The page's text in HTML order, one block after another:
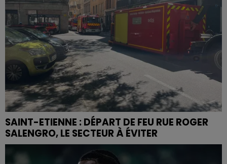
SAINT-ETIENNE : DÉPART DE FEU RUE ROGER
SALENGRO, LE SECTEUR À ÉVITER